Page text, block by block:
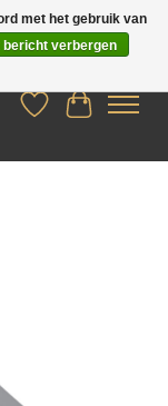
Verlanglijst
met het gebruik van
bericht verbergen